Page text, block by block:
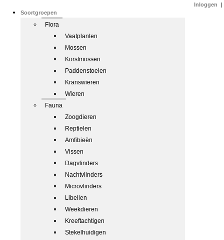
Soortgroepen
Flora
Vaatplanten
Mossen
Korstmossen
Paddenstoelen
Kranswieren
Wieren
Fauna
Zoogdieren
Reptielen
Amfibieën
Vissen
Dagvlinders
Nachtvlinders
Microvlinders
Libellen
Weekdieren
Kreeftachtigen
Stekelhuidigen
Inloggen |